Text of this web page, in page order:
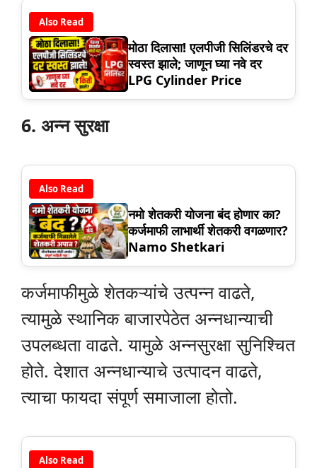
Also Read
मोठा दिलासा! एलपीजी सिलिंडरचे दर
स्वस्त झाले; जाणून घ्या नवे दर
LPG Cylinder Price
6. अन्न सुरक्षा
Also Read
नमो शेतकरी योजना बंद होणार का?
कर्जमाफी लाभार्थी शेतकरी वगळणार?
Namo Shetkari
कर्जमाफीमुळे शेतकऱ्यांचे उत्पन्न वाढते,
त्यामुळे स्थानिक बाजारपेठेत अन्नधान्याची
उपलब्धता वाढते. यामुळे अन्नसुरक्षा सुनिश्चित
होते. देशात अन्नधान्याचे उत्पादन वाढते,
त्याचा फायदा संपूर्ण समाजाला होतो.
Also Read